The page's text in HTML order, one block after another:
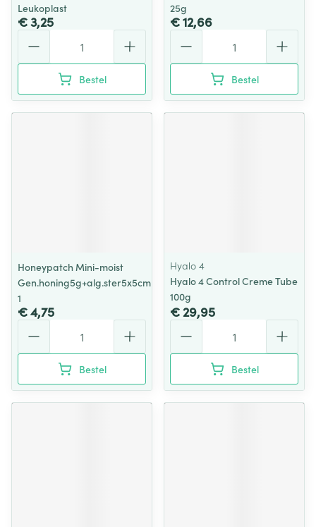
Leukoplast
€ 3,25
Bestel
25g
€ 12,66
Bestel
Honeypatch Mini-moist
Gen.honing5g+alg.ster5x5cm
1
€ 4,75
Bestel
Hyalo 4
Hyalo 4 Control Creme Tube
100g
€ 29,95
Bestel